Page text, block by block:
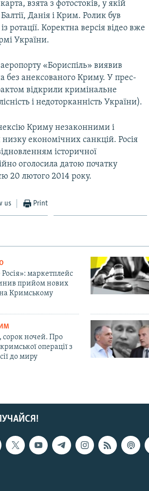
взята з фотостоків, у якій
Данія і Крим. Ролик був
ротації. Коректна версія відео вже
України.
«Бориспіль» виявив
без анексованого Криму. У прес-
відкрили кримінальне
і недоторканність України).
Криму незаконними і
низку економічних санкцій. Росія
історичної
оголосила датою початку
20 лютого 2014 року.
us Print
маркетплейс
прийом нових
Кримському
сорок ночей. Про
операції з
до миру